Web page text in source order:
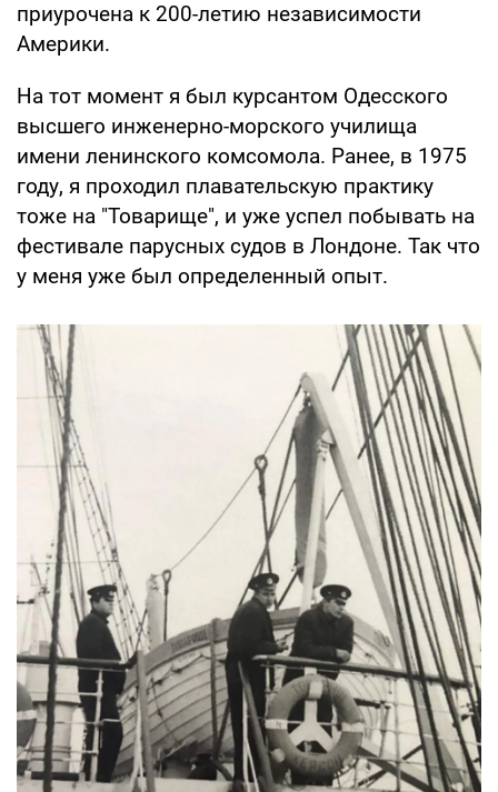
приурочена к 200-летию независимости
Америки.
На тот момент я был курсантом Одесского
высшего инженерно-морского училища
имени ленинского комсомола. Ранее, в 1975
году, я проходил плавательскую практику
тоже на "Товарище", и уже успел побывать на
фестивале парусных судов в Лондоне. Так что
у меня уже был определенный опыт.